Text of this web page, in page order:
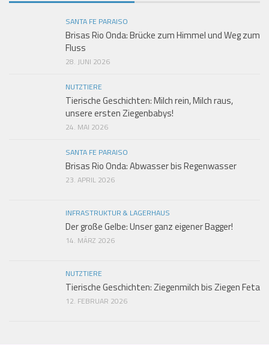
SANTA FE PARAISO
Brisas Rio Onda: Brücke zum Himmel und Weg zum
Fluss
28. JUNI 2026
NUTZTIERE
Tierische Geschichten: Milch rein, Milch raus,
unsere ersten Ziegenbabys!
24. MAI 2026
SANTA FE PARAISO
Brisas Rio Onda: Abwasser bis Regenwasser
23. APRIL 2026
INFRASTRUKTUR & LAGERHAUS
Der große Gelbe: Unser ganz eigener Bagger!
14. MÄRZ 2026
NUTZTIERE
Tierische Geschichten: Ziegenmilch bis Ziegen Feta
12. FEBRUAR 2026